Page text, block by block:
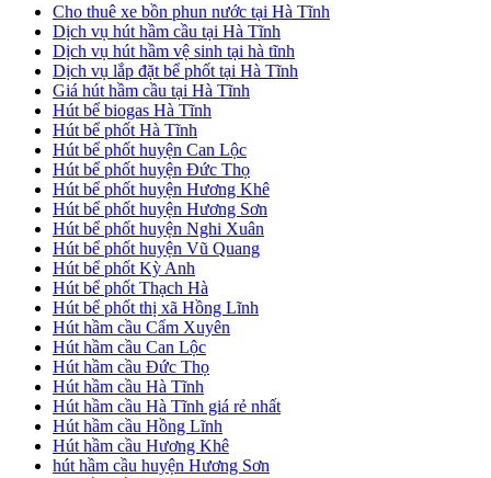
Cho thuê xe bồn phun nước tại Hà Tĩnh
Dịch vụ hút hầm cầu tại Hà Tĩnh
Dịch vụ hút hầm vệ sinh tại hà tĩnh
Dịch vụ lắp đặt bể phốt tại Hà Tĩnh
Giá hút hầm cầu tại Hà Tĩnh
Hút bể biogas Hà Tĩnh
Hút bể phốt Hà Tĩnh
Hút bể phốt huyện Can Lộc
Hút bể phốt huyện Đức Thọ
Hút bể phốt huyện Hương Khê
Hút bể phốt huyện Hương Sơn
Hút bể phốt huyện Nghi Xuân
Hút bể phốt huyện Vũ Quang
Hút bể phốt Kỳ Anh
Hút bể phốt Thạch Hà
Hút bể phốt thị xã Hồng Lĩnh
Hút hầm cầu Cẩm Xuyên
Hút hầm cầu Can Lộc
Hút hầm cầu Đức Thọ
Hút hầm cầu Hà Tĩnh
Hút hầm cầu Hà Tĩnh giá rẻ nhất
Hút hầm cầu Hồng Lĩnh
Hút hầm cầu Hương Khê
hút hầm cầu huyện Hương Sơn